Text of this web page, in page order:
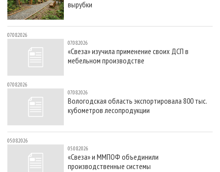
вырубки
07.08.2026
07.08.2026
«Свеза» изучила применение своих ДСП в
мебельном производстве
07.08.2026
07.08.2026
Вологодская область экспортировала 800 тыс.
кубометров лесопродукции
05.08.2026
05.08.2026
«Свеза» и ММПОФ объединили
производственные системы